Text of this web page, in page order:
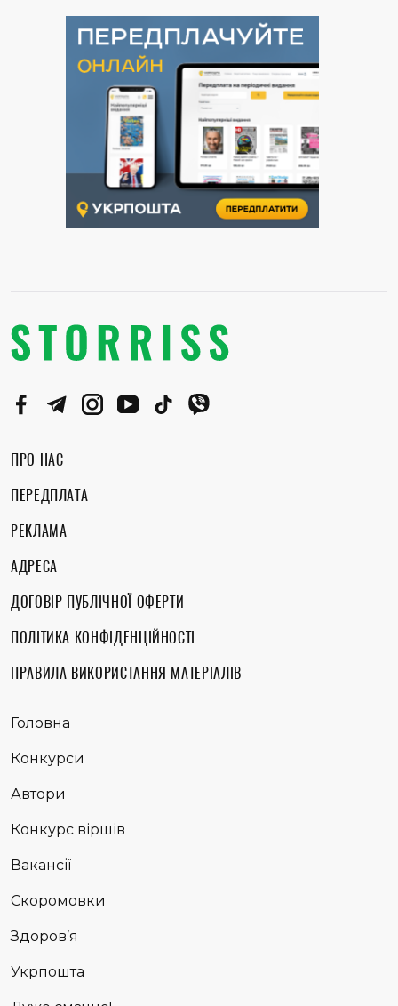
ПРО НАС
ПЕРЕДПЛАТА
РЕКЛАМА
АДРЕСА
ДОГОВІР ПУБЛІЧНОЇ ОФЕРТИ
ПОЛІТИКА КОНФІДЕНЦІЙНОСТІ
ПРАВИЛА ВИКОРИСТАННЯ МАТЕРІАЛІВ
Головна
Конкурси
Автори
Конкурс віршів
Вакансії
Скоромовки
Здоров’я
Укрпошта